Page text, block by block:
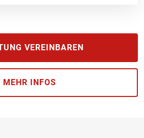
VEREINBAREN
MEHR INFOS